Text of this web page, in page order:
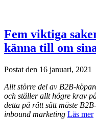
Fem viktiga
känna till om
Postat den 16 januari, 2021
Allt större del av B2B-
och ställer allt högre krav
detta på rätt sätt måste
inbound marketing Läs mer